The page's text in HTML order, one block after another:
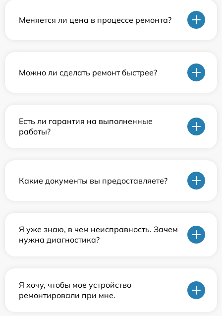
Меняется ли цена в процессе ремонта?
Можно ли сделать ремонт быстрее?
Есть ли гарантия на выполненные
работы?
Какие документы вы предоставляете?
Я уже знаю, в чем неисправность. Зачем
нужна диагностика?
Я хочу, чтобы мое устройство
ремонтировали при мне.